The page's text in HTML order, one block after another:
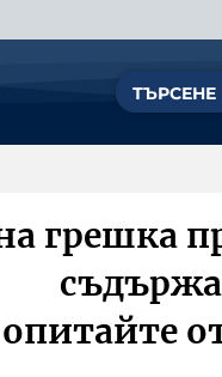
грешка